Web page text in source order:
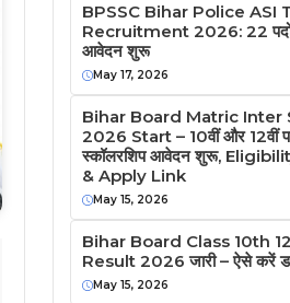
BPSSC Bihar Police ASI
Recruitment 2026: 22 पदों
आवेदन शुरू
May 17, 2026
Bihar Board Matric Inter
2026 Start – 10वीं और 12वीं
स्कॉलरशिप आवेदन शुरू,
& Apply Link
May 15, 2026
Bihar Board Class 10th
Result 2026 जारी – ऐसे करें
May 15, 2026